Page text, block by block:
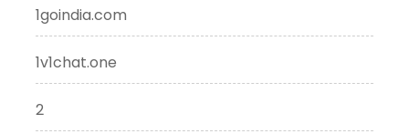
1goindia.com
1v1chat.one
2